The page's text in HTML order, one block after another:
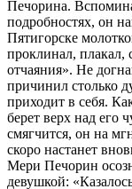
Печорина.
подробностях, он
Пятигорске
проклинал, плакал,
отчаяния». Не
причинил столько
приходит в себя.
берет верх над его
смягчится, он на
скоро настанет
Мери Печорин
девушкой: